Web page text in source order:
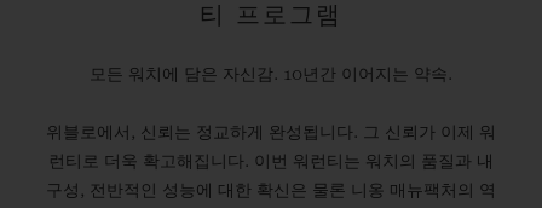
티 프로그램
모든 워치에 담은 자신감. 10년간 이어지는 약속.
위블로에서, 신뢰는 정교하게 완성됩니다. 그 신뢰가 이제 워
런티로 더욱 확고해집니다. 이번 워런티는 워치의 품질과 내
구성, 전반적인 성능에 대한 확신은 물론 니옹 매뉴팩처의 역